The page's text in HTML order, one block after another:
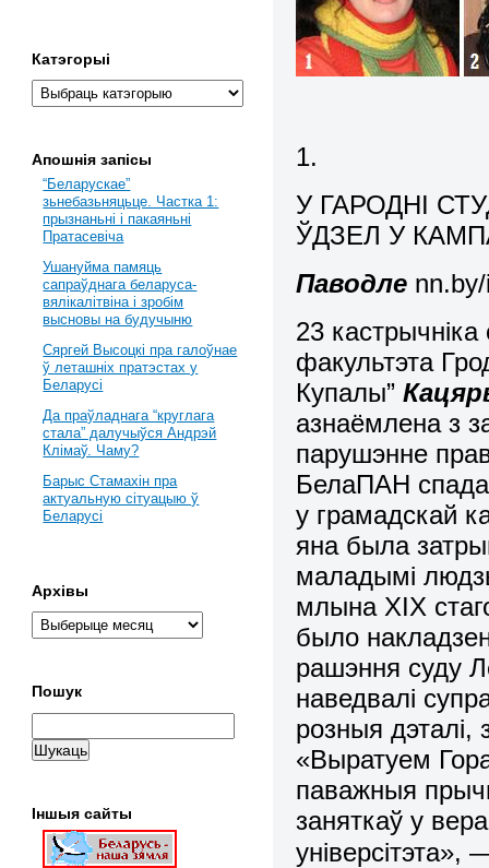
1.
У ГАРОДНІ
ЎДЗЕЛ У
Паводле
23
факультэта
Купалы”
азнаёмлена з
парушэнне
БелаПАН
у грамадскай
яна была
маладымі
млына XIX
было
рашэння суду
наведвалі
розныя дэталі,
«Выратуем
паважныя
заняткаў у
Катэгорыі
Апошнія запісы
“Беларускае”
зьнебазьняцьце. Частка 1:
прызнаньні і пакаяньні
Пратасевіча
Ушануйма памяць
сапраўднага беларуса-
вялікалітвіна і зробім
высновы на будучыню
Сяргей Высоцкі пра галоўнае
ў леташніх пратэстах у
Беларусі
Да праўладнага “круглага
стала” далучыўся Андрэй
Клімаў. Чаму?
Барыс Стамахін пра
актуальную сітуацыю ў
Беларусі
Архівы
Пошук
Іншыя сайты